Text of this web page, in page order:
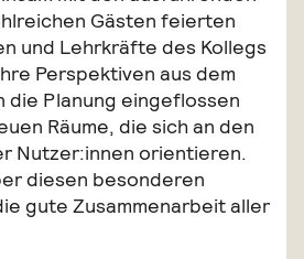
Gästen feierten
und Lehrkräfte des Kollegs
Perspektiven aus dem
die Planung eingeflossen
Räume, die sich an den
Nutzer:innen orientieren.
diesen besonderen
gute Zusammenarbeit aller